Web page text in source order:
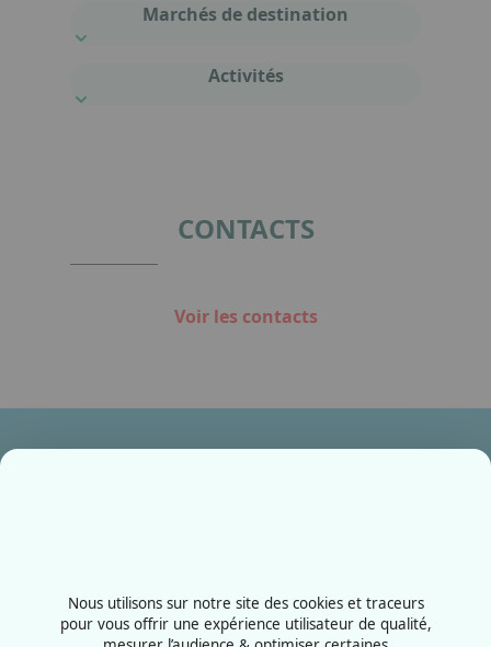
Marchés de destination
Activités
CONTACTS
Voir les contacts
Rue de la Grange aux bois
Nous utilisons sur notre site des cookies et traceurs
pour vous offrir une expérience utilisateur de qualité,